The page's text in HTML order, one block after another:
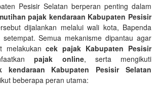
Pesisir Selatan berperan penting dalam
pajak kendaraan Kabupaten Pesisir
dijalankan melalui wali kota, Bapenda
Semua mekanisme dipantau agar
melakukancek pajak Kabupaten Pesisir
pajak online, serta mengikuti
kendaraan Kabupaten Pesisir Selatan
beberapa peran utama: